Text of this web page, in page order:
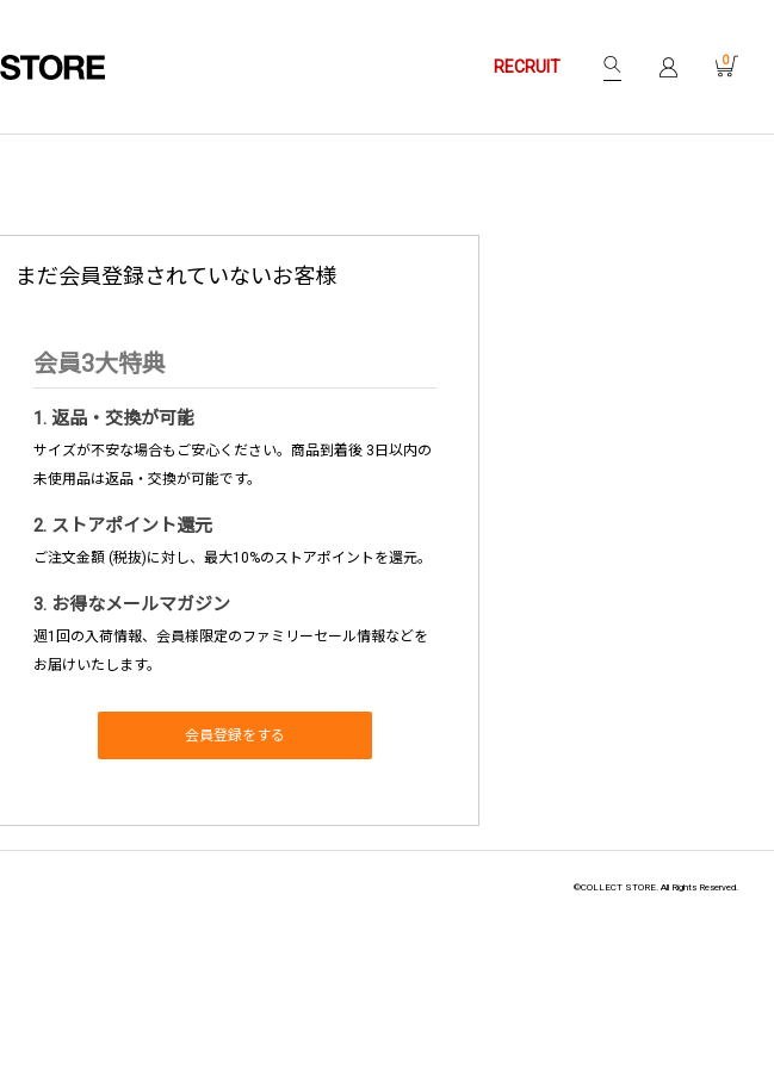
RECRUIT 0
まだ会員登録されていないお客様
会員3大特典
1. 返品・交換が可能
サイズが不安な場合もご安心ください。商品到着後 3日以内の
未使用品は返品・交換が可能です。
2. ストアポイント還元
ご注文金額 (税抜)に対し、最大10%のストアポイントを還元。
3. お得なメールマガジン
週1回の入荷情報、会員様限定のファミリーセール情報などを
お届けいたします。
会員登録をする
©COLLECT STORE. All Rights Reserved.